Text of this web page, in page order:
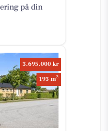
på din
3.695.000 kr
193 m2